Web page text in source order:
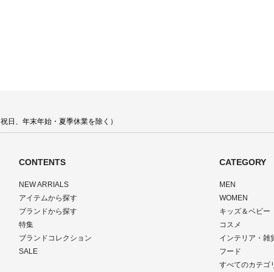
日、年末年始・夏季休業を除く）
CONTENTS
NEW ARRIALS
アイテムから探す
ブランドから探す
特集
ブランドコレクション
SALE
CATEGORY
MEN
WOMEN
キッズ＆ベビー
コスメ
インテリア・雑
フード
すべてのカテゴ